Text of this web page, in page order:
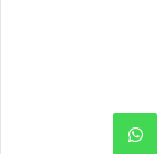
واتساب